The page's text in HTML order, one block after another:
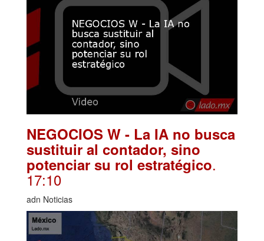
NEGOCIOS W - La IA no busca
sustituir al contador, sino
potenciar su rol estratégico.
17:10
adn Noticias